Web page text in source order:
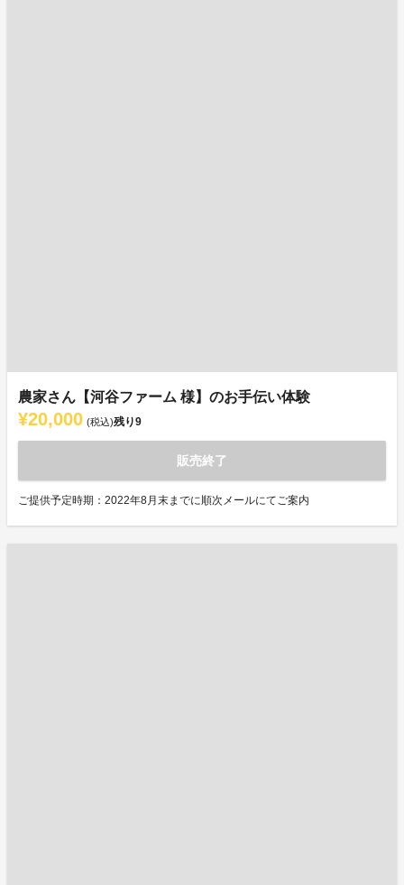
農家さん【河谷ファーム 様】のお手伝い体験
¥20,000 (税込)残り9
販売終了
ご提供予定時期：2022年8月末までに順次メールにてご案内